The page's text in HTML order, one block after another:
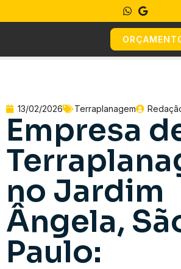
13/02/2026 Terraplanagem
Empresa
no Jardim
Ângela,
Paulo: